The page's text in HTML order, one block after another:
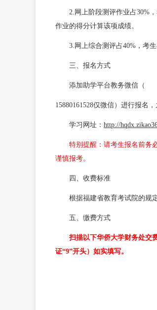
2.网上阶段测评作业占30%
作业的得分计算该项成绩。
3.网上综合测评占40%，考
三、报名方式
添加助学平台教务微信（
15880161528仅微信）进行报名
学习网址： http://
特别提醒：请考生报名前务
谨慎报考。
四、收费标准
根据福建省教育考试院的规
五、缴费方式
扫描以下华侨大学财务处交
证“9”开头）如实填写。